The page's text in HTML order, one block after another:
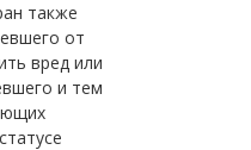
также
от
вред или
и тем